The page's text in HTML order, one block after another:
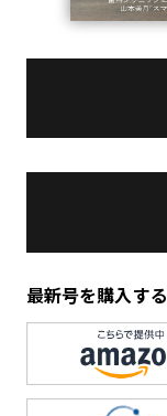
最新号を購入する